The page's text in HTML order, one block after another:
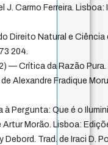
J. Carmo Ferreira.
Direito Natural e
204.
— Crítica da Razão Pura.
Alexandre Fradique
à Pergunta: Que é o
Morão. Lisboa:
Trad. de Iraci D.